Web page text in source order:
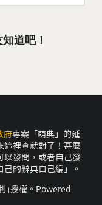
道吧！
府專案「萌典」的延
這裡查就對了！甚麼
以發問，或者自己發
的辭典自己編」。
｣授權。Powered